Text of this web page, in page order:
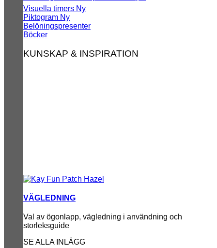
Visuella timers
Piktogram
Belöningspresenter
Böcker
KUNSKAP & INSPIRATION
VÄGLEDNING
Val av ögonlapp, vägledning i användning och
storleksguide
SE ALLA INLÄGG